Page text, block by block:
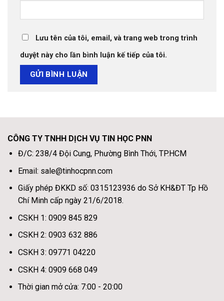
Lưu tên của tôi, email, và trang web trong trình
duyệt này cho lần bình luận kế tiếp của tôi.
CÔNG TY TNHH DỊCH VỤ TIN HỌC PNN
Đ/C: 238/4 Đội Cung, Phường Bình Thới, TP.HCM
Email: sale@tinhocpnn.com
Giấy phép ĐKKD số: 0315123936 do Sở KH&ĐT Tp Hồ
Chí Minh cấp ngày 21/6/2018.
CSKH 1: 0909 845 829
CSKH 2: 0903 632 886
CSKH 3: 09771 04220
CSKH 4: 0909 668 049
Thời gian mở cửa: 7:00 - 20:00